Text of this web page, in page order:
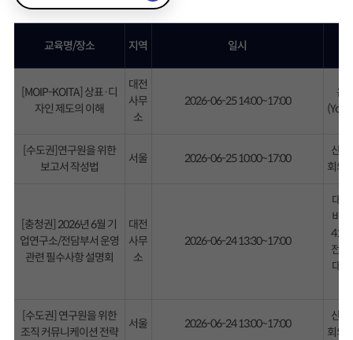
교육명/장소 지역 일시
[MOIP-KOITA] 상표·디
자인 제도의 이해
대전
사무
소
2026-06-25 14:00~17:00
온
[수도권]연구원을 위한
보고서 작성법
서울 2026-06-25 10:00~17:00
산기
회의
[충청권] 2026년 6월 기
업연구소/전담부서 운영
관련 필수사항 설명회
대전
사무
소
2026-06-24 13:30~17:00
대
비
412
전
대
[수도권] 연구원을 위한
조직 커뮤니케이션 전략
서울 2026-06-24 13:00~17:00
산기
회의